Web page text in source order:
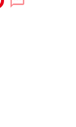
。マックスを更新し続け